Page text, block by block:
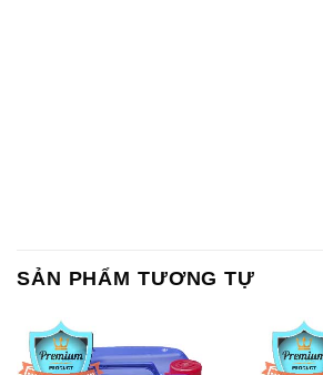
SẢN PHẨM TƯƠNG TỰ